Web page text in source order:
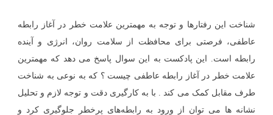
شناخت این رفتارها و توجه به مهمترین علامت خطر در آغاز رابطه
عاطفی، فرصتی برای محافظت از سلامت روان، انرژی و آینده
رابطه است. این پادکست به این سوال پاسخ می دهد که مهمترین
علامت خطر در آغاز رابطه عاطفی چیست ؟ که به نوعی به شناخت
طرف مقابل کمک می کند . با به کارگیری دقت و توجه لازم و تحلیل
نشانه ها می توان از ورود به رابطه‌های پرخطر جلوگیری کرد و